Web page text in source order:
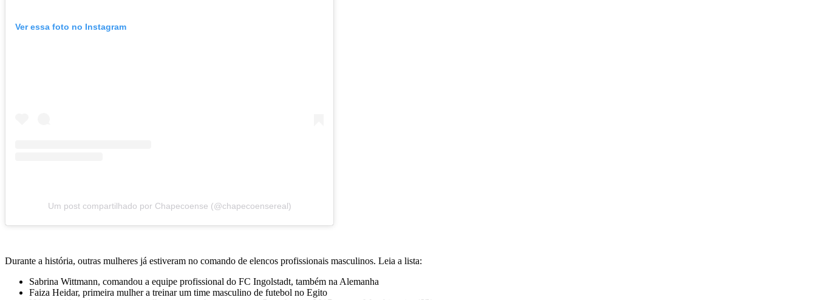
Ver essa foto no Instagram
Um post compartilhado por Chapecoense (@chapecoensereal)
Durante a história, outras mulheres já estiveram no comando de elencos profissionais masculinos. Leia a lista:
Sabrina Wittmann, comandou a equipe profissional do FC Ingolstadt, também na Alemanha
Faiza Heidar, primeira mulher a treinar um time masculino de futebol no Egito